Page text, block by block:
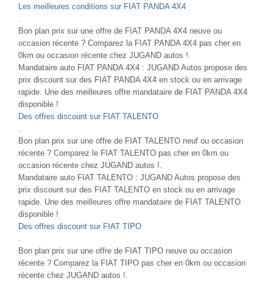
Les meilleures conditions sur FIAT PANDA 4X4
.
Bon plan prix sur une offre de FIAT PANDA 4X4 neuve ou
occasion récente ? Comparez la FIAT PANDA 4X4 pas cher en
0km ou occasion récente chez JUGAND autos !.
Mandataire auto FIAT PANDA 4X4 : JUGAND Autos propose des
prix discount sur des FIAT PANDA 4X4 en stock ou en arrivage
rapide. Une des meilleures offre mandataire de FIAT PANDA 4X4
disponible !
Des offres discount sur FIAT TALENTO
.
Bon plan prix sur une offre de FIAT TALENTO neuf ou occasion
récente ? Comparez le FIAT TALENTO pas cher en 0km ou
occasion récente chez JUGAND autos !.
Mandataire auto FIAT TALENTO : JUGAND Autos propose des
prix discount sur des FIAT TALENTO en stock ou en arrivage
rapide. Une des meilleures offre mandataire de FIAT TALENTO
disponible !
Des offres discount sur FIAT TIPO
.
Bon plan prix sur une offre de FIAT TIPO neuve ou occasion
récente ? Comparez la FIAT TIPO pas cher en 0km ou occasion
récente chez JUGAND autos !.